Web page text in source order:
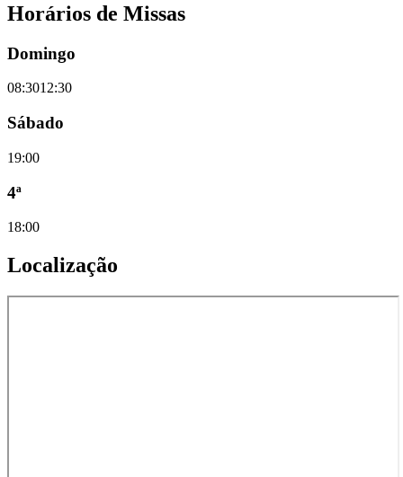
Horários de Missas
Domingo
08:3012:30
Sábado
19:00
4ª
18:00
Localização